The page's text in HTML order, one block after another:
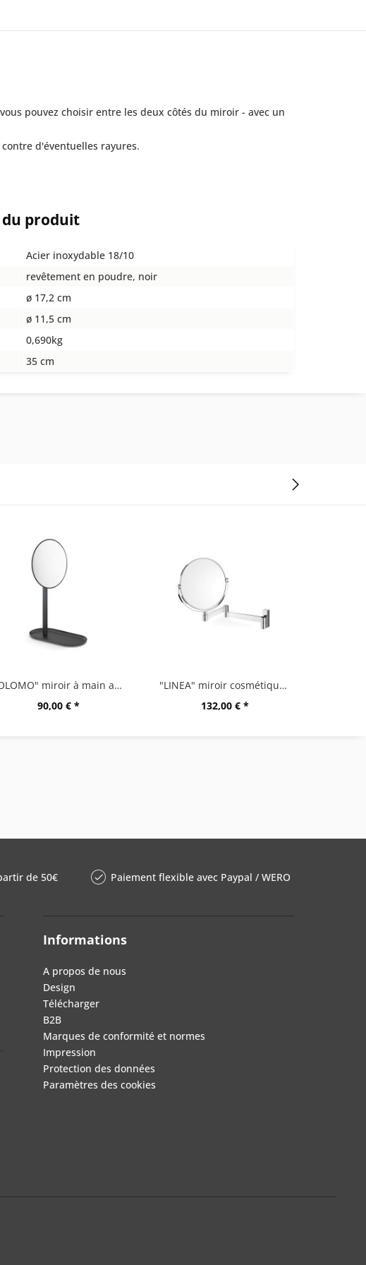
pouvez choisir entre les deux côtés du miroir - avec un
d'éventuelles rayures.
produit
Acier inoxydable 18/10
revêtement en poudre, noir
ø 17,2 cm
ø 11,5 cm
0,690kg
35 cm
"OLOMO" miroir à main avec tablette, noir
90,00 € *
"LINEA" miroir cosmétique, très brillant
132,00 € *
de 50€ Paiement flexible avec Paypal / WERO
Informations
A propos de nous
Design
Télécharger
B2B
Marques de conformité et normes
Impression
Protection des données
Paramètres des cookies